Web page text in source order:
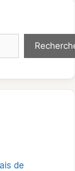
de